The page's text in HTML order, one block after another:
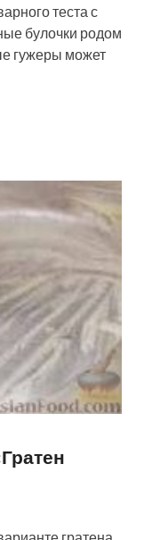
теста с
булочки родом
гужеры может